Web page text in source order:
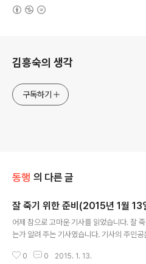
김흥숙의 생각
구독하기
동행 의 다른 글
잘 죽기 위한 준비(2015년 1월 13
어제 참으로 고마운 기사를 읽었습니다. 잘
는가 알려 주는 기사였습니다. 기사의 주인
요한 생명 연장인데 김 선생님은 바로 그것을
0 0 2015. 1. 13.